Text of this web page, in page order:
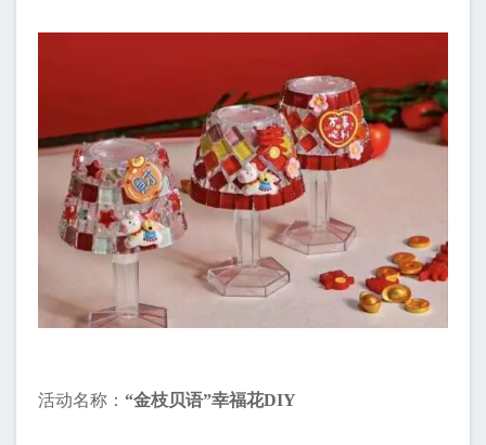
活动名称： “金枝贝语”幸福花DIY